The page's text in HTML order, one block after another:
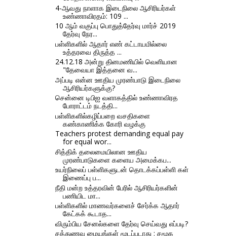
4-ஆவது நாளாக இடைநிலை ஆசிரியர்கள்
உண்ணாவிரதம்: 109 ...
10 ஆம் வகுப்பு பொதுத்தேர்வு மார்ச் 2019
தேர்வு நேர...
பள்ளிகளில் ஆதார் எண் கட்டாயமில்லை
உத்தரவை திருத்த ...
24.12.18 அன்று தினமணியில் வெளியான
"தேவையா இத்தனை வ...
அப்படி என்ன ஊதிய முரண்பாடு இடைநிலை
ஆசிரியர்களுக்கு?
சென்னை டிபிஐ வளாகத்தில் உண்ணாவிரத
போராட்டம் நடத்தி...
பள்ளிகளில்கழிப்பறை வசதிகளை
கண்காணிக்க கோரி வழக்கு
Teachers protest demanding equal pay
for equal wor...
சித்திக் தலைமையிலான ஊதிய
முரண்பாடுகளை களைய அமைக்கப...
உயர்நிலைப் பள்ளிகளுடன் தொடக்கப்பள்ளி கள்
இணைப்பு ப...
நீதி மன்ற உத்தரவின் பேரில் ஆசிரியர்களின்
பணியிட மா...
பள்ளிகளில் மாணவர்களைச் சேர்க்க ஆதார்
கேட்கக் கூடாத...
விரும்பிய சேனல்களை தேர்வு செய்வது எப்படி?
சத்துணவு மையங்கள் மூடப்படாது : சமூக